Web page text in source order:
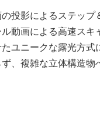
投影によるステップ
ル動画による高速スキ
ユニークな露光方式
ず、複雑な立体構造物